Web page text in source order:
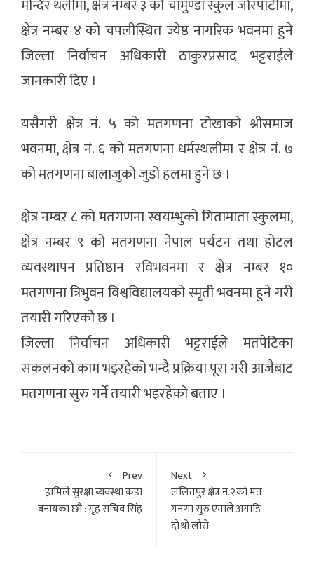
मन्दिर थलीमा, क्षेत्र नम्बर ३ को चामुण्डा स्कुल जोरपाटीमा,
क्षेत्र नम्बर ४ को चपलीस्थित ज्येष्ठ नागरिक भवनमा हुने
जिल्ला निर्वाचन अधिकारी ठाकुरप्रसाद भट्टराईले
जानकारी दिए ।
यसैगरी क्षेत्र नं. ५ को मतगणना टोखाको श्रीसमाज
भवनमा, क्षेत्र नं. ६ को मतगणना धर्मस्थलीमा र क्षेत्र नं. ७
को मतगणना बालाजुको जुडो हलमा हुने छ ।
क्षेत्र नम्बर ८ को मतगणना स्वयम्भुको गितामाता स्कुलमा,
क्षेत्र नम्बर ९ को मतगणना नेपाल पर्यटन तथा होटल
व्यवस्थापन प्रतिष्ठान रविभवनमा र क्षेत्र नम्बर १०
मतगणना त्रिभुवन विश्वविद्यालयको स्मृती भवनमा हुने गरी
तयारी गरिएको छ ।
जिल्ला निर्वाचन अधिकारी भट्टराईले मतपेटिका
संकलनको काम भइरहेको भन्दै प्रक्रिया पूरा गरी आजैबाट
मतगणना सुरु गर्ने तयारी भइरहेको बताए ।
Prev
हामिले सुरक्षा ब्यवस्था कडा
बनायका छाै : गृह सचिव सिंह
Next
ललितपुर क्षेत्र न.२काे मत
गनणा सुरु एमाले अगाडि
दाेश्राे लाैराे